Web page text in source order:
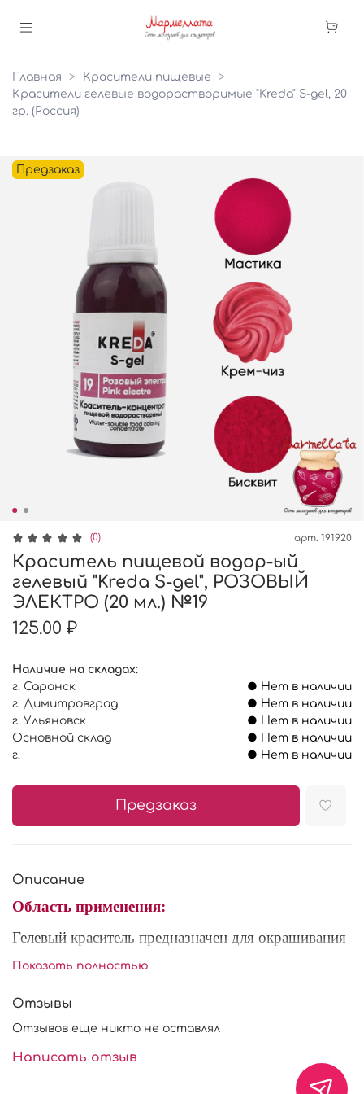
Главная
Красители пищевые
Красители гелевые водорастворимые "Kreda" S-gel, 20
гр. (Россия)
Предзаказ
(0) арт. 191920
Краситель пищевой водор-ый
гелевый "Kreda S-gel", РОЗОВЫЙ
ЭЛЕКТРО (20 мл.) №19
125.00 ₽
Наличие на складах:
г. Саранск
● Нет в наличии
г. Димитровград
● Нет в наличии
г. Ульяновск
● Нет в наличии
Основной склад
● Нет в наличии
г.
● Нет в наличии
Предзаказ
Описание
Область применения:
Гелевый краситель предназначен для окрашивания
кондитерских изделий (желе, мастика, тесто,
употреблению концентрированный пищевой
различным жидкостям, кремам (белковому,
заварному), муссам, желе, мармеладам, джемам,
мороженому, взбитым сливкам, тестам, сахарной
Показать полностью
Отзывы
Отзывов еще никто не оставлял
Написать отзыв